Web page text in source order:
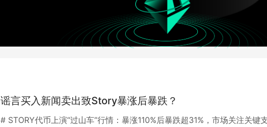
谣言买入新闻卖出致Story暴涨后暴跌？
# STORY代币上演“过山车”行情：暴涨110%后暴跌超31%，市场关注关键